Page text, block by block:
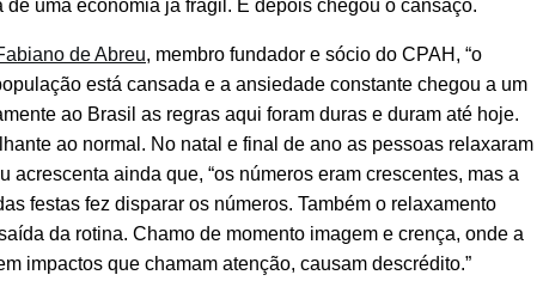
uma economia já frágil. E depois chegou o cansaço.
de Abreu, membro fundador e sócio do CPAH, “o
está cansada e a ansiedade constante chegou a um
ao Brasil as regras aqui foram duras e duram até hoje.
ao normal. No natal e final de ano as pessoas relaxaram
ainda que, “os números eram crescentes, mas a
festas fez disparar os números. Também o relaxamento
da rotina. Chamo de momento imagem e crença, onde a
impactos que chamam atenção, causam descrédito.”